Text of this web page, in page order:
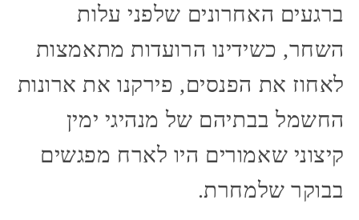
ברגעים האחרונים שלפני עלות
השחר, כשידינו הרועדות מתאמצות
לאחוז את הפנסים, פירקנו את ארונות
החשמל בבתיהם של מנהיגי ימין
קיצוני שאמורים היו לארח מפגשים
בבוקר שלמחרת.